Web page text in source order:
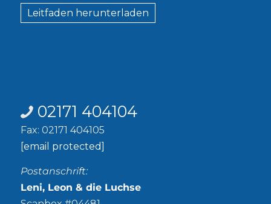
Leitfaden herunterladen
02171 404104
Fax: 02171 404105
[email protected]
Postanschrift:
Leni, Leon & die Luchse